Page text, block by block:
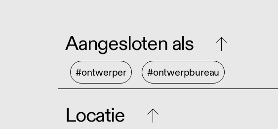
Aangesloten als
#ontwerper #ontwerpbureau
Locatie